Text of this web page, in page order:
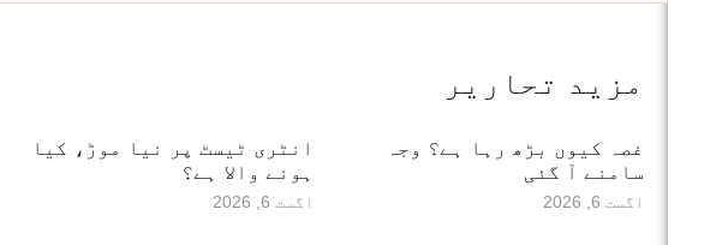
مزید تحاریر
غصہ کیوں بڑھ رہا ہے؟ وجہ
سامنے آ گئی
اگست 6, 2026
انٹری ٹیسٹ پر نیا موڑ، کیا
ہونے والا ہے؟
اگست 6, 2026